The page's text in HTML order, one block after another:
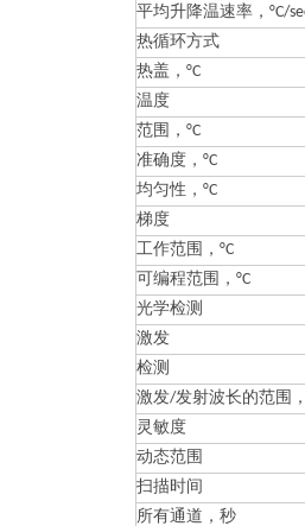
平均升降温速率，°C/
热循环方式
热盖，°C
温度
范围，°C
准确度，°C
均匀性，°C
梯度
工作范围，°C
可编程范围，°C
光学检测
激发
检测
激发/发射波长的范围
灵敏度
动态范围
扫描时间
所有通道，秒